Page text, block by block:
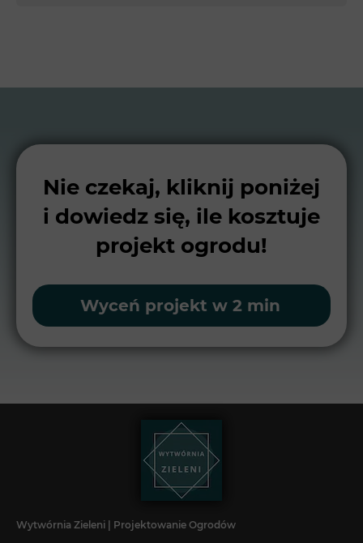
Nie czekaj, kliknij poniżej
i dowiedz się, ile kosztuje
projekt ogrodu!
Wyceń projekt w 2 min
Wytwórnia Zieleni | Projektowanie Ogrodów